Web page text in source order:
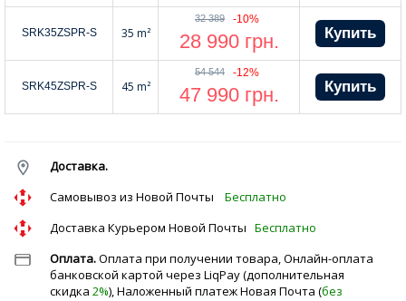
SRK35ZSPR-S 35 m²
32 389 -10%
28 990 грн.
SRK45ZSPR-S 45 m²
54 544 -12%
47 990 грн.
Доставка.
Cамовывоз из Новой Почты Бесплатно
Доставка Курьером Новой Почты Бесплатно
Оплата.Оплата при получении товара, Онлайн-оплата
банковской картой через LiqPay (дополнительная
скидка 2%), Наложенный платеж Новая Почта (без